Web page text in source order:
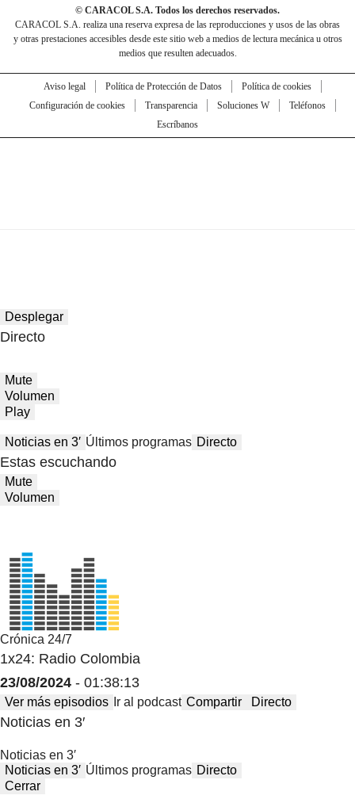
© CARACOL S.A. Todos los derechos reservados.
CARACOL S.A. realiza una reserva expresa de las reproducciones y usos de las obras
y otras prestaciones accesibles desde este sitio web a medios de lectura mecánica u otros
medios que resulten adecuados.
Aviso legal Política de Protección de Datos
Política de cookies
Configuración de cookies
Transparencia Soluciones W
Teléfonos
Escríbanos
Desplegar
Directo
Mute
Volumen
Play
Noticias en 3′ Últimos programas Directo
Estas escuchando
Mute
Volumen
Crónica 24/7
1x24: Radio Colombia
23/08/2024 - 01:38:13
Ver más episodios Ir al podcast Compartir Directo
Noticias en 3′
Noticias en 3′
Noticias en 3′ Últimos programas Directo
Cerrar